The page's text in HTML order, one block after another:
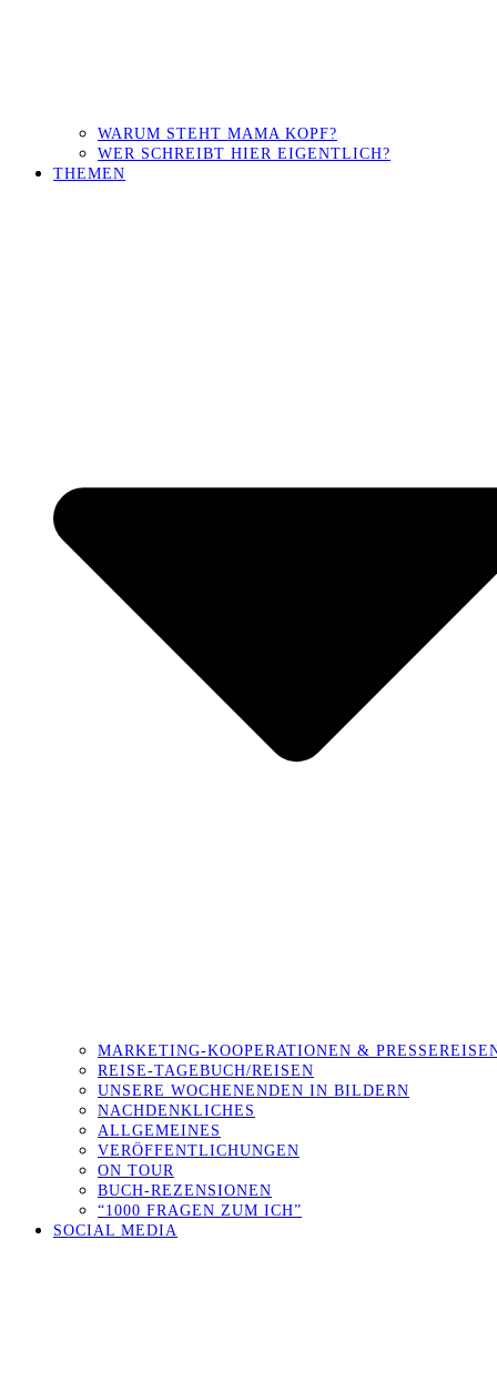
WARUM STEHT MAMA KOPF?
WER SCHREIBT HIER EIGENTLICH?
THEMEN
MARKETING-KOOPERATIONEN &
REISE-TAGEBUCH/REISEN
UNSERE WOCHENENDEN IN BILDERN
NACHDENKLICHES
ALLGEMEINES
VERÖFFENTLICHUNGEN
ON TOUR
BUCH-REZENSIONEN
“1000 FRAGEN ZUM ICH”
SOCIAL MEDIA